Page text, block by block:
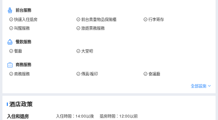
前台服務
快速入住退房 前台貴重物品保險櫃
行李寄存
叫醒服務
旅遊票務服務
餐飲服務
餐廳 大堂吧
商務服務
商務服務 傳真/複印 會議廳
全部設施
酒店政策
入住和退房 入住時間：14:00以後 退房時間：12:00以前